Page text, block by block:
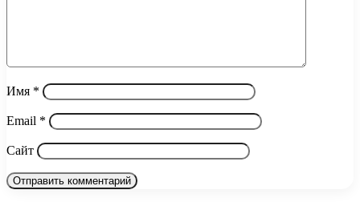
Имя *
Email *
Сайт